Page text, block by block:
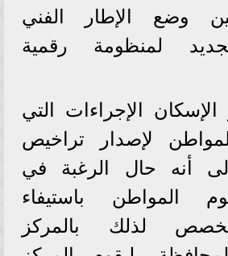
وضع الإطار الفني
لمنظومة رقمية
الإجراءات التي
لإصدار تراخيص
إلى أنه حال الرغبة في
المواطن باستيفاء
لذلك بالمركز